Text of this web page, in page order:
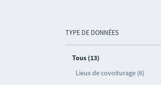
TYPE DE DONNÉES
Tous (13)
Lieux de covoiturage (6)